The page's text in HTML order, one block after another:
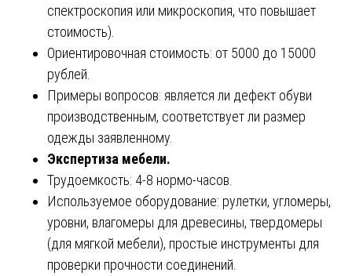
спектроскопия или микроскопия, что повышает
стоимость).
Ориентировочная стоимость: от 5000 до 15000
рублей.
Примеры вопросов: является ли дефект обуви
производственным, соответствует ли размер
одежды заявленному.
Экспертиза мебели.
Трудоемкость: 4-8 нормо-часов.
Используемое оборудование: рулетки, угломеры,
уровни, влагомеры для древесины, твердомеры
(для мягкой мебели), простые инструменты для
проверки прочности соединений.